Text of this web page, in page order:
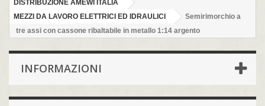
DISTRIBUZIONE AMEWI ITALIA
MEZZI DA LAVORO ELETTRICI ED IDRAULICI
Semirimorchio a
tre assi con cassone ribaltabile in metallo 1:14 argento
INFORMAZIONI